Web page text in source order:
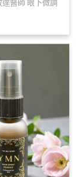
達醫師 眼下微調